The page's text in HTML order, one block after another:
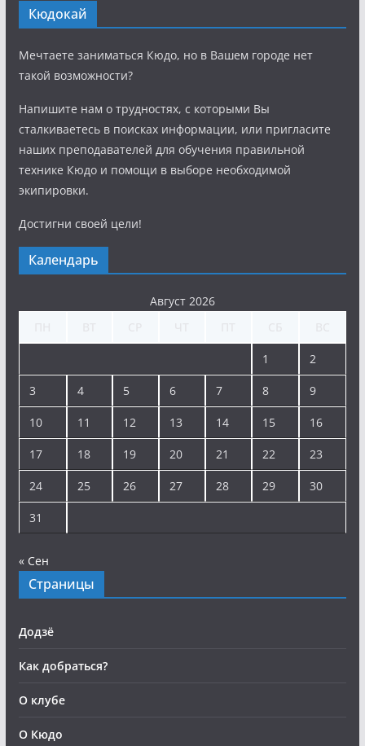
Кюдокай
Мечтаете заниматься Кюдо, но в Вашем городе нет
такой возможности?
Напишите нам о трудностях, с которыми Вы
сталкиваетесь в поисках информации, или пригласите
наших преподавателей для обучения правильной
технике Кюдо и помощи в выборе необходимой
экипировки.
Достигни своей цели!
Календарь
Август 2026
1 2
3 4 5 6 7 8 9
10 11 12 13 14 15 16
17 18 19 20 21 22 23
24 25 26 27 28 29 30
31
« Сен
Страницы
Додзё
Как добраться?
О клубе
О Кюдо